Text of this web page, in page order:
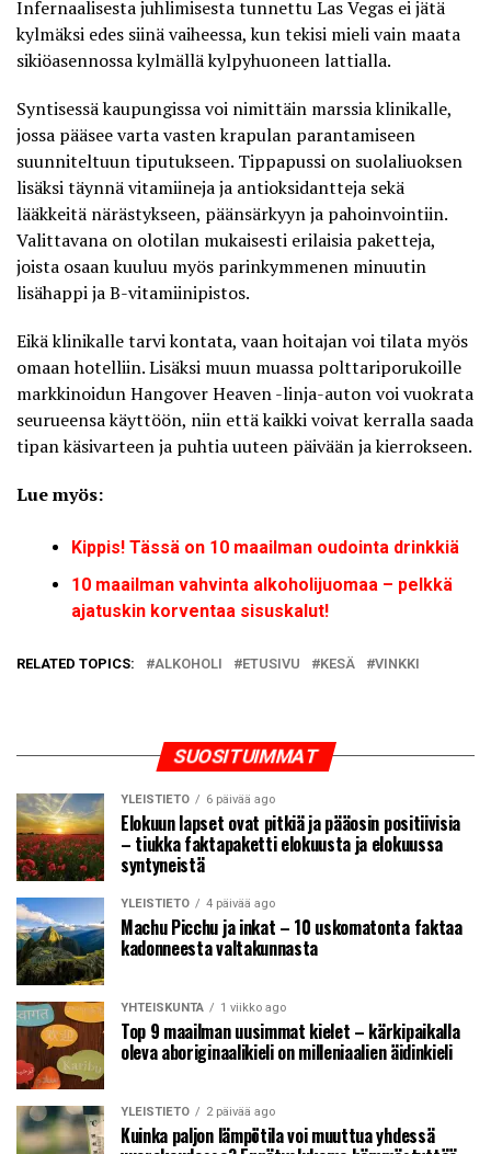
Infernaalisesta juhlimisesta tunnettu Las Vegas ei jätä
kylmäksi edes siinä vaiheessa, kun tekisi mieli vain maata
sikiöasennossa kylmällä kylpyhuoneen lattialla.
Syntisessä kaupungissa voi nimittäin marssia klinikalle,
jossa pääsee varta vasten krapulan parantamiseen
suunniteltuun tiputukseen. Tippapussi on suolaliuoksen
lisäksi täynnä vitamiineja ja antioksidantteja sekä
lääkkeitä närästykseen, päänsärkyyn ja pahoinvointiin.
Valittavana on olotilan mukaisesti erilaisia paketteja,
joista osaan kuuluu myös parinkymmenen minuutin
lisähappi ja B-vitamiinipistos.
Eikä klinikalle tarvi kontata, vaan hoitajan voi tilata myös
omaan hotelliin. Lisäksi muun muassa polttariporukoille
markkinoidun Hangover Heaven -linja-auton voi vuokrata
seurueensa käyttöön, niin että kaikki voivat kerralla saada
tipan käsivarteen ja puhtia uuteen päivään ja kierrokseen.
Lue myös:
Kippis! Tässä on 10 maailman oudointa drinkkiä
10 maailman vahvinta alkoholijuomaa – pelkkä
ajatuskin korventaa sisuskalut!
RELATED TOPICS: ALKOHOLI ETUSIVU KESÄ VINKKI
SUOSITUIMMAT
YLEISTIETO 6 päivää ago
Elokuun lapset ovat pitkiä ja pääosin positiivisia
– tiukka faktapaketti elokuusta ja elokuussa
syntyneistä
YLEISTIETO 4 päivää ago
Machu Picchu ja inkat – 10 uskomatonta faktaa
kadonneesta valtakunnasta
YHTEISKUNTA 1 viikko ago
Top 9 maailman uusimmat kielet – kärkipaikalla
oleva aboriginaalikieli on milleniaalien äidinkieli
YLEISTIETO 2 päivää ago
Kuinka paljon lämpötila voi muuttua yhdessä